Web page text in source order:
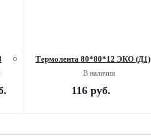
Термолента 80*80*12 ЭКО (Д1)
В наличии
116руб.